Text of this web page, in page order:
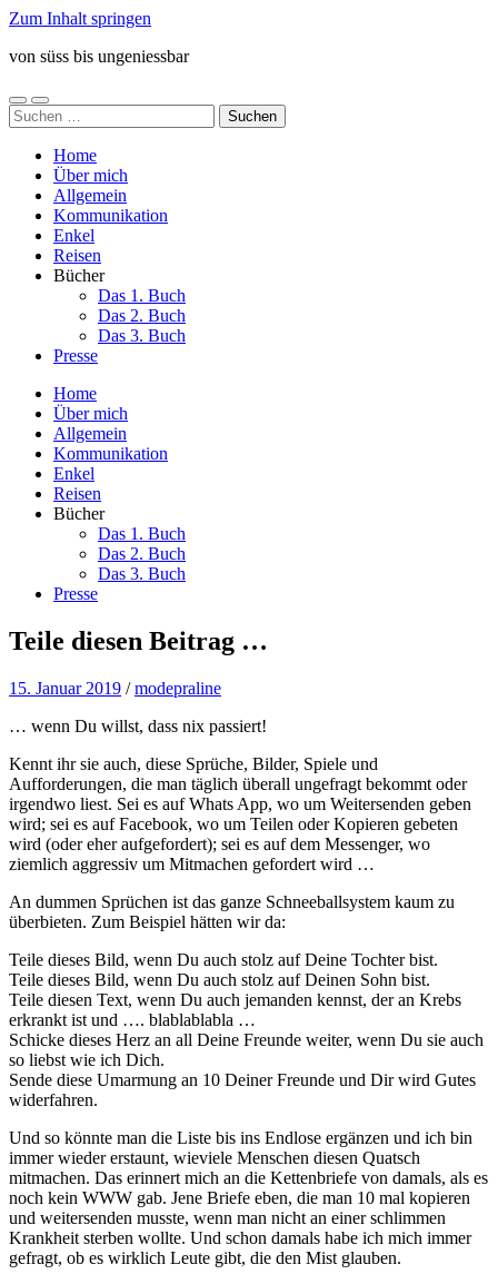
Zum Inhalt springen
von süss bis ungeniessbar
Mobile-
Menü
Suchfeld
ein-/ausblenden
Suchen
nach:
Home
Über mich
Allgemein
Kommunikation
Enkel
Reisen
Bücher
Das 1. Buch
Das 2. Buch
Das 3. Buch
Presse
Home
Über mich
Allgemein
Kommunikation
Enkel
Reisen
Bücher
Das 1. Buch
Das 2. Buch
Das 3. Buch
Presse
Teile diesen Beitrag …
15. Januar 2019 /modepraline
… wenn Du willst, dass nix passiert!
Kennt ihr sie auch, diese Sprüche, Bilder, Spiele und
Aufforderungen, die man täglich überall ungefragt bekommt oder
irgendwo liest. Sei es auf Whats App, wo um Weitersenden geben
wird; sei es auf Facebook, wo um Teilen oder Kopieren gebeten
wird (oder eher aufgefordert); sei es auf dem Messenger, wo
ziemlich aggressiv um Mitmachen gefordert wird …
An dummen Sprüchen ist das ganze Schneeballsystem kaum zu
überbieten. Zum Beispiel hätten wir da:
Teile dieses Bild, wenn Du auch stolz auf Deine Tochter bist.
Teile dieses Bild, wenn Du auch stolz auf Deinen Sohn bist.
Teile diesen Text, wenn Du auch jemanden kennst, der an Krebs
erkrankt ist und …. blablablabla …
Schicke dieses Herz an all Deine Freunde weiter, wenn Du sie auch
so liebst wie ich Dich.
Sende diese Umarmung an 10 Deiner Freunde und Dir wird Gutes
widerfahren.
Und so könnte man die Liste bis ins Endlose ergänzen und ich bin
immer wieder erstaunt, wieviele Menschen diesen Quatsch
mitmachen. Das erinnert mich an die Kettenbriefe von damals, als es
noch kein WWW gab. Jene Briefe eben, die man 10 mal kopieren
und weitersenden musste, wenn man nicht an einer schlimmen
Krankheit sterben wollte. Und schon damals habe ich mich immer
gefragt, ob es wirklich Leute gibt, die den Mist glauben.